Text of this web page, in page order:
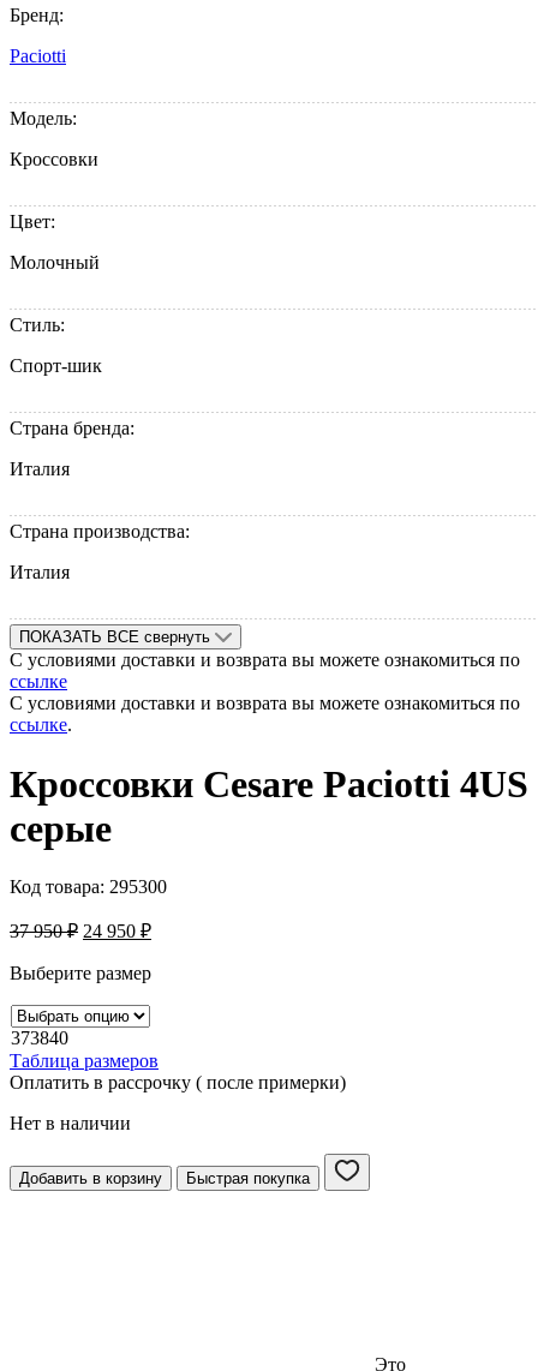
Бренд:
Paciotti
Модель:
Кроссовки
Цвет:
Молочный
Стиль:
Спорт-шик
Страна бренда:
Италия
Страна производства:
Италия
ПОКАЗАТЬ ВСЕ свернуть
С условиями доставки и возврата вы можете ознакомиться по
ссылке
С условиями доставки и возврата вы можете ознакомиться по
ссылке.
Кроссовки Cesare Paciotti 4US
серые
Код товара: 295300
37 950₽ 24 950 ₽
Выберите размер
373840
Таблица размеров
Оплатить в рассрочку ( после примерки)
Нет в наличии
Добавить в корзину Быстрая покупка
Это